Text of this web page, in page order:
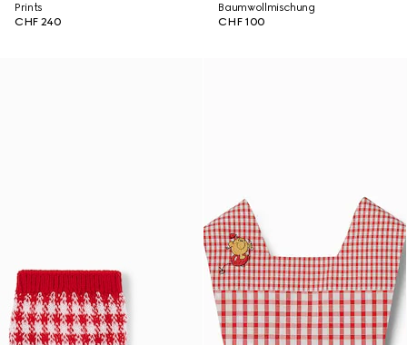
Prints
CHF 240
Baumwollmischung
CHF 100